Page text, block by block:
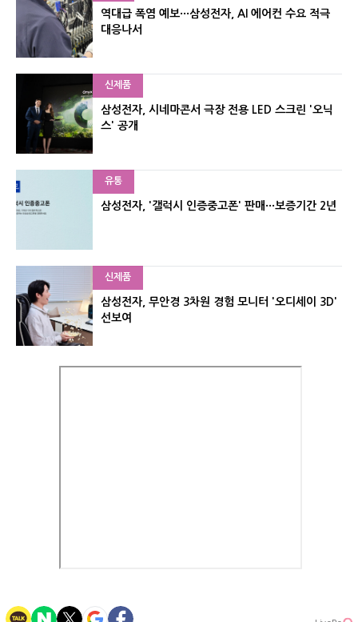
역대급 폭염 예보···삼성전자, AI 에어컨 수요 적극
대응나서
신제품
삼성전자, 시네마콘서 극장 전용 LED 스크린 '오닉
스' 공개
유통
삼성전자, '갤럭시 인증중고폰' 판매···보증기간 2년
신제품
삼성전자, 무안경 3차원 경험 모니터 '오디세이 3D'
선보여